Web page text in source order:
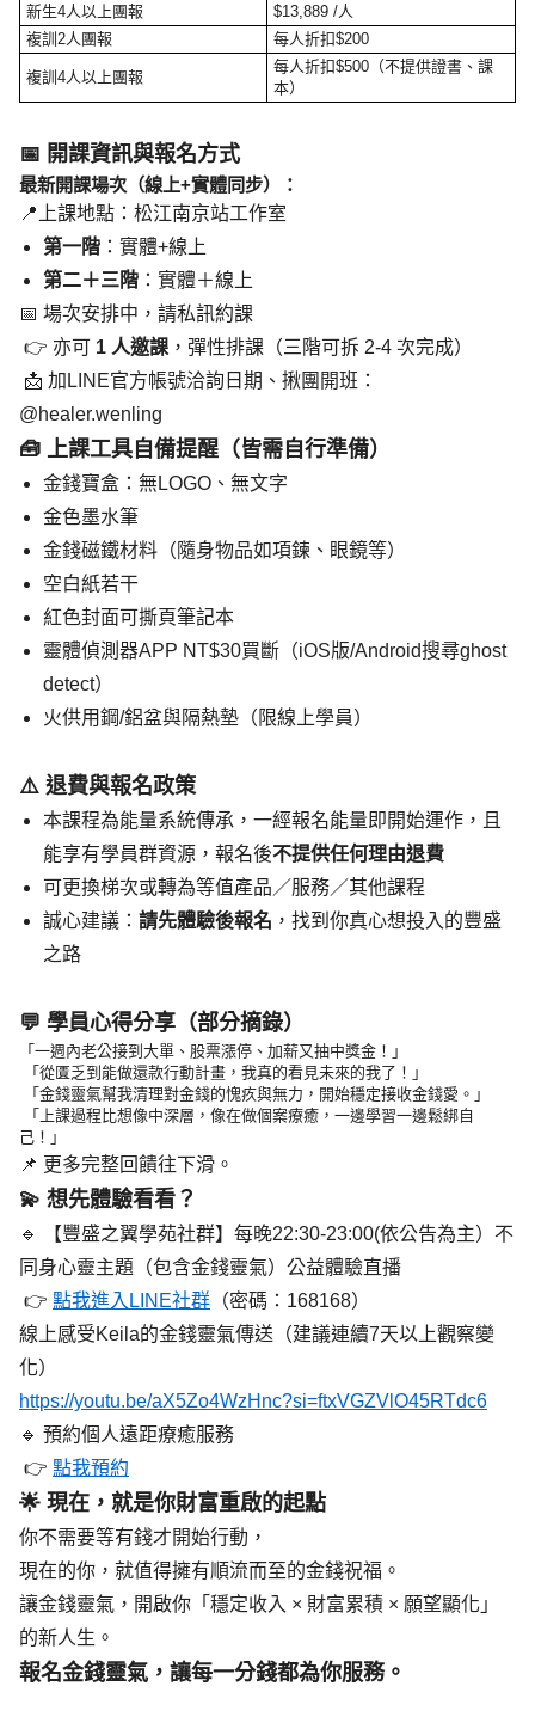
新生4人以上團報
$13,889 /人
複訓2人團報
每人折扣$200
複訓4人以上團報
每人折扣$500（不提供證書、課
本）
📅 開課資訊與報名方式
最新開課場次（線上+實體同步）：
📍上課地點：松江南京站工作室
第一階：實體+線上
第二＋三階：實體＋線上
📅 場次安排中，請私訊約課
👉 亦可 1 人邀課 ，彈性排課（三階可拆 2-4 次完成）
@healer.wenling
🧰 上課工具自備提醒（皆需自行準備）
金錢寶盒：無LOGO、無文字
金色墨水筆
金錢磁鐵材料（隨身物品如項鍊、眼鏡等）
空白紙若干
紅色封面可撕頁筆記本
靈體偵測器APP NT$30買斷（iOS版/Android搜尋ghost
detect）
火供用鋼/鋁盆與隔熱墊（限線上學員）
⚠️ 退費與報名政策
本課程為能量系統傳承，一經報名能量即開始運作，且
能享有學員群資源，報名後不提供任何理由退費
可更換梯次或轉為等值產品／服務／其他課程
誠心建議： 請先體驗後報名 ，找到你真心想投入的豐盛
之路
💬 學員心得分享（部分摘錄）
「一週內老公接到大單、股票漲停、加薪又抽中獎金！」
「從匱乏到能做還款行動計畫，我真的看見未來的我了！」
「金錢靈氣幫我清理對金錢的愧疚與無力，開始穩定接收金錢愛。」
己！」
📌 更多完整回饋往下滑。
💫 想先體驗看看？
🔹 【豐盛之翼學苑社群】每晚22:30-23:00(依公告為主）不
同身心靈主題（包含金錢靈氣）公益體驗直播
👉 點我進入LINE社群 （密碼：168168）
線上感受Keila的金錢靈氣傳送（建議連續7天以上觀察變
化）
https://youtu.be/aX5Zo4WzHnc?si=ftxVGZVlO45RTdc6
🔹 預約個人遠距療癒服務
👉 點我預約
🌟 現在，就是你財富重啟的起點
你不需要等有錢才開始行動，
現在的你，就值得擁有順流而至的金錢祝福。
讓金錢靈氣，開啟你「穩定收入 × 財富累積 × 願望顯化」
的新人生。
報名金錢靈氣，讓每一分錢都為你服務。